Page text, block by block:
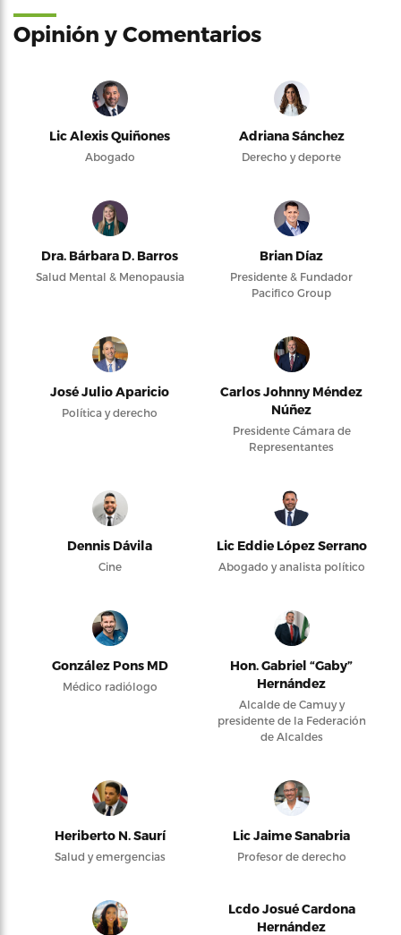
Opinión y Comentarios
Lic Alexis Quiñones
Abogado
Adriana Sánchez
Derecho y deporte
Dra. Bárbara D. Barros
Salud Mental & Menopausia
Brian Díaz
Presidente & Fundador
Pacifico Group
José Julio Aparicio
Política y derecho
Carlos Johnny Méndez
Núñez
Presidente Cámara de
Representantes
Dennis Dávila
Cine
Lic Eddie López Serrano
Abogado y analista político
González Pons MD
Médico radiólogo
Hon. Gabriel “Gaby”
Hernández
Alcalde de Camuy y
presidente de la Federación
de Alcaldes
Heriberto N. Saurí
Salud y emergencias
Lic Jaime Sanabria
Profesor de derecho
Lcdo Josué Cardona
Hernández